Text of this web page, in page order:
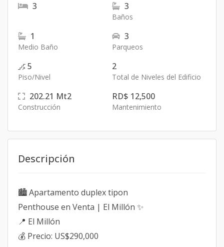
3 3
Baños
1
Medio Baño
3
Parqueos
5
Piso/Nivel
2
Total de Niveles del Edificio
202.21 Mt2
Construcción
RD$ 12,500
Mantenimiento
Descripción
🏙️ Apartamento duplex tipon
Penthouse en Venta | El Millón ✨
📍 El Millón
💰 Precio: US$290,000